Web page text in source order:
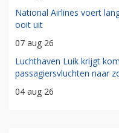
National Airlines voert
ooit uit
07 aug 26
Luchthaven Luik krijgt
passagiersvluchten naar
04 aug 26